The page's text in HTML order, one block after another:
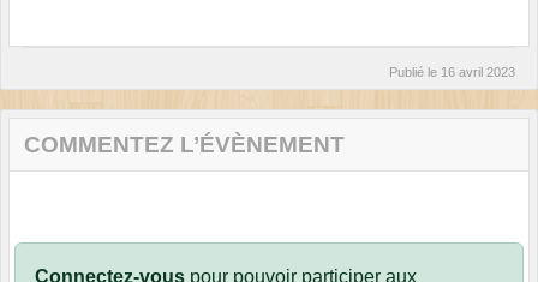
Publié le 16 avril 2023
COMMENTEZ L’ÉVÈNEMENT
Connectez-vous pour pouvoir participer aux